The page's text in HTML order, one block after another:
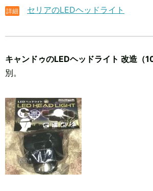
詳細 セリアのLEDヘッドライト
キャンドゥのLEDヘッドライト 改造（
別。